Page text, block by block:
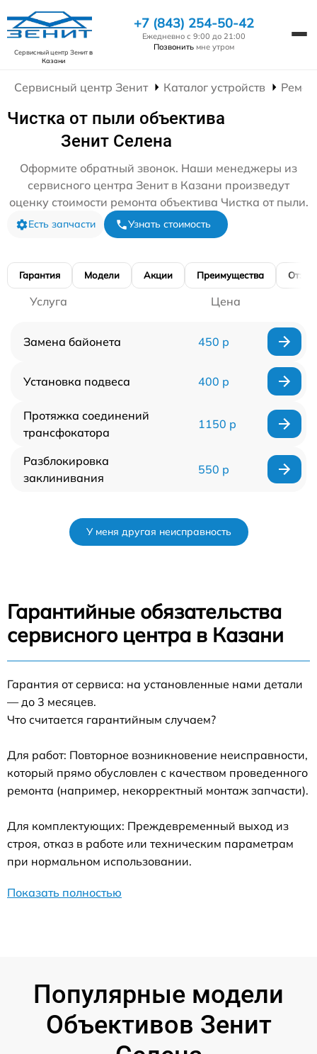
Сервисный центр Зенитв
Казани
+7 (843) 254-50-42
Ежедневно с 9:00 до 21:00
Позвонить мне утром
Сервисный центр Зенит Каталог устройств
Чистка от пыли объектива
Зенит Селена
Оформите обратный звонок. Наши менеджеры из
сервисного центра Зенит в Казани произведут
оценку стоимости ремонта объектива Чистка от пыли.
Есть запчасти Узнать стоимость
Гарантия Модели Акции Преимущества
Услуга Цена
Замена байонета 450 р
Установка подвеса 400 р
Протяжка соединений
трансфокатора
1150 р
Разблокировка
заклинивания
550 р
У меня другая неисправность
Гарантийные обязательства
сервисного центра в Казани
Гарантия от сервиса: на установленные нами детали
— до 3 месяцев.
Что считается гарантийным случаем?
Для работ: Повторное возникновение неисправности,
который прямо обусловлен с качеством проведенного
ремонта (например, некорректный монтаж запчасти).
Для комплектующих: Преждевременный выход из
строя, отказ в работе или техническим параметрам
при нормальном использовании.
Показать полностью
Популярные модели
Объективов Зенит